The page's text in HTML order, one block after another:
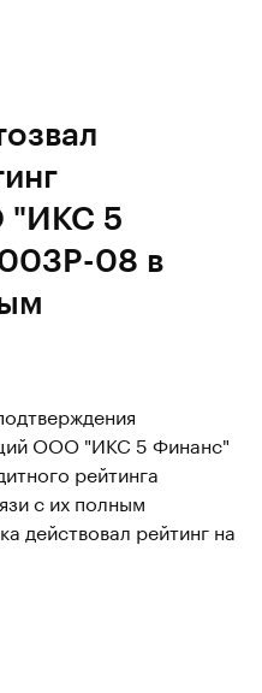
"ИКС 5
08 в
ООО "ИКС 5 Финанс"
рейтинга
с их полным
действовал рейтинг на